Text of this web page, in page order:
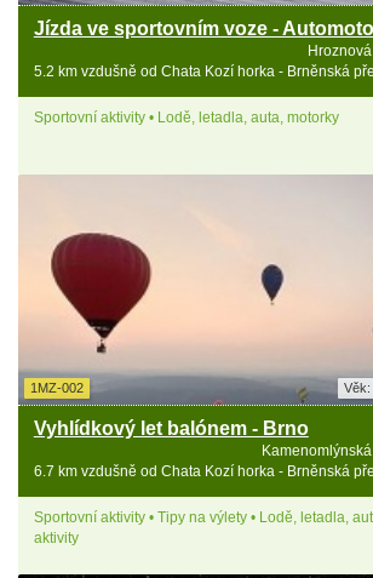
Jízda ve sportovním voze -
5.2 km vzdušně od Chata Kozí horka - Brněnská
Sportovní aktivity • Lodě, letadla, auta, motorky
1MZ-002 Věk:
Vyhlídkový let balónem - Brno
6.7 km vzdušně od Chata Kozí horka - Brněnská
Sportovní aktivity • Tipy na výlety • Lodě, letadla,
aktivity